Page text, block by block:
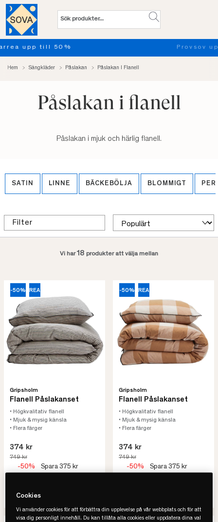
Provsov upp till 100 nätter. Läs mer
Hem Sängkläder Påslakan Påslakan I Flanell
Påslakan i flanell
Påslakan i mjuk och härlig flanell.
SATIN LINNE BÄCKEBÖLJA BLOMMIGT
Filter
Vi har18 produkter att välja mellan
-50% REA
Gripsholm
Flanell Påslakanset
• Högkvalitativ flanell
• Mjuk & mysig känsla
• Flera färger
374 kr
749 kr
-50% Spara 375 kr
SE VARIANTER
-50% REA
Gripsholm
Flanell Påslakanset
• Högkvalitativ flanell
• Mjuk & mysig känsla
• Flera färger
374 kr
749 kr
-50% Spara 375 kr
Cookies
Vi använder cookies för att förbättra din upplevelse på vår webbplats och för att
visa dig personligt innehåll. Du kan tillåta alla cookies eller uppdatera dina val